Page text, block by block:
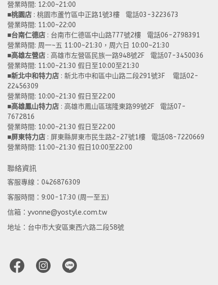
營業時間: 12:00~21:00
■桃園店 : 桃園市蘆竹區中正路1號3樓   電話03-3223673
營業時間: 11:00~22:00
■台南仁德店 : 台南市仁德區中山路777號2樓   電話06-2798391
營業時間: 周一~五 11:00~21:30，周六日 10:00~21:30
■高雄左營店 : 高雄市左營區民族一路948號2F   電話07-3450036
營業時間: 11:00~21:30 假日至10:00至21:30
■新北中和特力店 : 新北市中和區中山路二段291號3F    電話02-
22456309
營業時間: 10:00~21:30 假日至22:00
■高雄鳳山特力店 : 高雄市鳳山區瑞隆東路99號2F   電話07-
7672816
營業時間: 10:00~21:30 假日至22:00
■屏東特力店 : 屏東縣屏東市民生路2-27號1樓   電話08-7220669
營業時間: 11:00~21:30 假日10:00至22:00
聯絡資訊
客服專線：0426876309
客服時間：9:00-17:30 (周一至五)
信箱：yvonne@yostyle.com.tw
地址：台中市大安區東西六路二段58號